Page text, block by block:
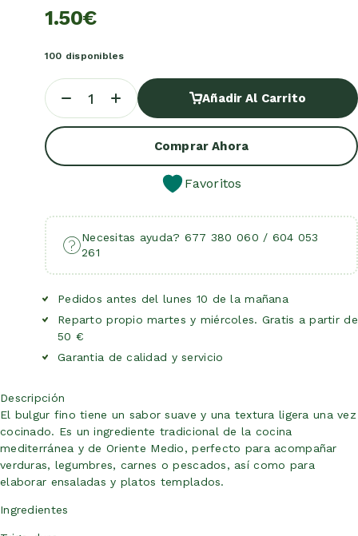
1.50€
100 disponibles
Añadir Al Carrito
Comprar Ahora
Favoritos
Necesitas ayuda? 677 380 060 / 604 053
261
Pedidos antes del lunes 10 de la mañana
Reparto propio martes y miércoles. Gratis a partir de
50 €
Garantia de calidad y servicio
Descripción
El bulgur fino tiene un sabor suave y una textura ligera una vez
cocinado. Es un ingrediente tradicional de la cocina
mediterránea y de Oriente Medio, perfecto para acompañar
verduras, legumbres, carnes o pescados, así como para
elaborar ensaladas y platos templados.
Ingredientes